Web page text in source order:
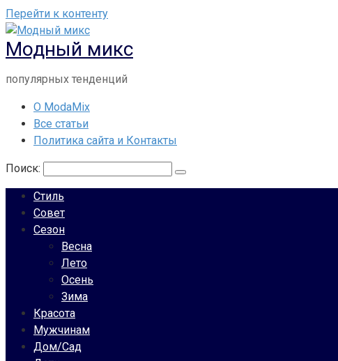
Перейти к контенту
Модный микс
популярных тенденций
О ModaMix
Все статьи
Политика сайта и Контакты
Поиск:
Стиль
Совет
Сезон
Весна
Лето
Осень
Зима
Красота
Мужчинам
Дом/Сад